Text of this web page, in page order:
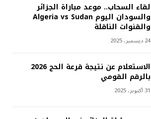
لقاء السحاب.. موعد مباراة الجزائر
والسودان اليوم Algeria vs Sudan
والقنوات الناقلة
24 ديسمبر، 2025
الاستعلام عن نتيجة قرعة الحج 2026
بالرقم القومي
31 أكتوبر، 2025